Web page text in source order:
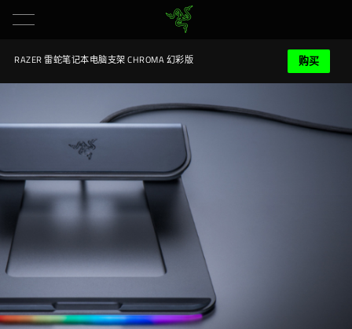
RAZER 雷蛇笔记本电脑支架 CHROMA 幻彩版 购买